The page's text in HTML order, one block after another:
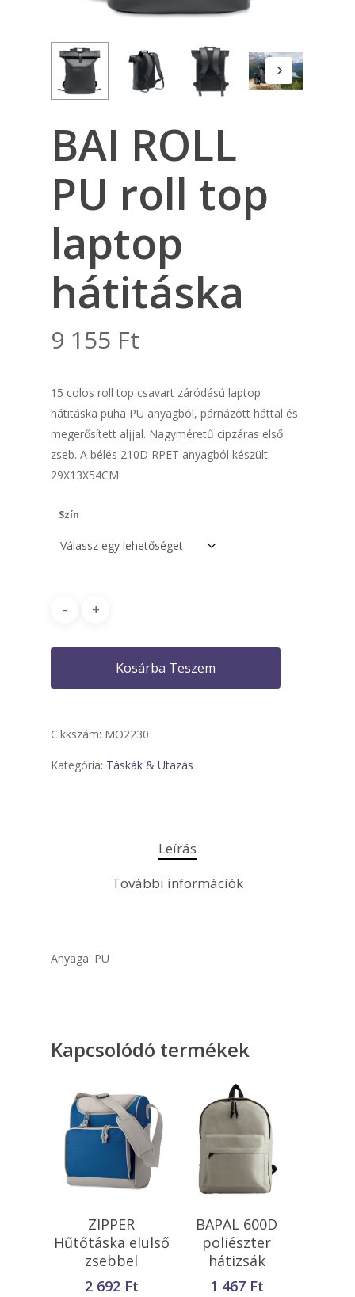
BAI ROLL
PU roll top
laptop
hátitáska
9 155 Ft
15 colos roll top csavart záródású laptop
hátitáska puha PU anyagból, párnázott háttal és
megerősített aljjal. Nagyméretű cipzáras első
zseb. A bélés 210D RPET anyagból készült.
29X13X54CM
Szín
Kosárba Teszem
Cikkszám: MO2230
Kategória: Táskák & Utazás
Leírás
További információk
Anyaga: PU
Kapcsolódó termékek
Opciók Választása
ZIPPER
Hűtőtáska elülső
zsebbel
2 692 Ft
Opciók Választása
BAPAL 600D
poliészter
hátizsák
1 467 Ft